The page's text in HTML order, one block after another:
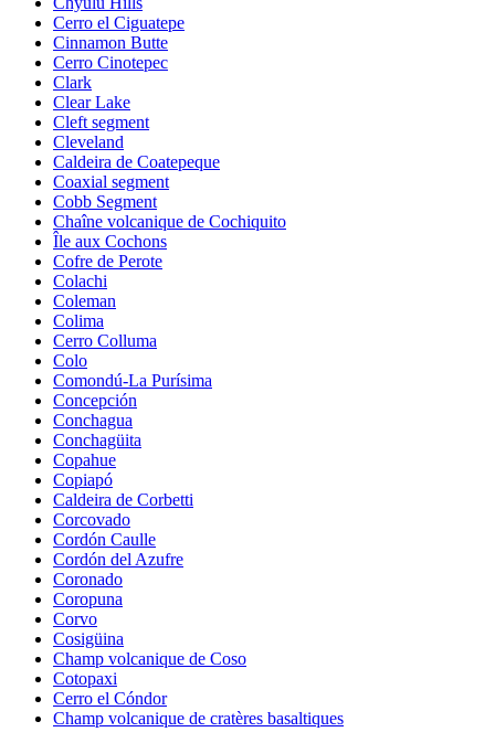
Cerro el Ciguatepe
Cinnamon Butte
Cerro Cinotepec
Clark
Clear Lake
Cleft segment
Cleveland
Caldeira de Coatepeque
Coaxial segment
Cobb Segment
Chaîne volcanique de Cochiquito
Île aux Cochons
Cofre de Perote
Colachi
Coleman
Colima
Cerro Colluma
Colo
Comondú-La Purísima
Concepción
Conchagua
Conchagüita
Copahue
Copiapó
Caldeira de Corbetti
Corcovado
Cordón Caulle
Cordón del Azufre
Coronado
Coropuna
Corvo
Cosigüina
Champ volcanique de Coso
Cotopaxi
Cerro el Cóndor
Champ volcanique de cratères basaltiques